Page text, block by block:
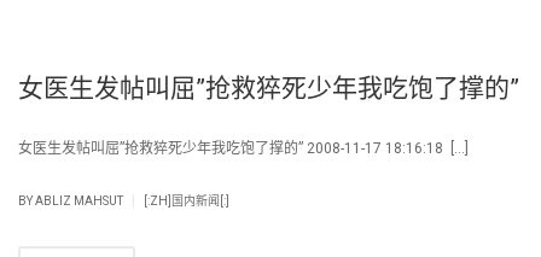
女医生发帖叫屈”抢救猝死少年我吃饱了撑的”
女医生发帖叫屈”抢救猝死少年我吃饱了撑的” 2008-11-17 18:16:18 […]
BYABLIZ MAHSUT [:ZH]国内新闻[:]